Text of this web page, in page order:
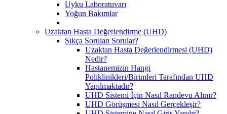
Uyku Laboratuvarı
Yoğun Bakımlar
Uzaktan Hasta Değerlendirme (UHD)
Sıkça Sorulan Sorular?
Uzaktan Hasta Değerlendirmesi (UHD)
Nedir?
Hastanemizin Hangi
Poliklinikleri/Birimleri Tarafından UHD
Yapılmaktadır?
UHD Sistemi İçin Nasıl Randevu Alınır?
UHD Görüşmesi Nasıl Gerçekleşir?